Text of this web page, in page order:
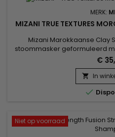
MERK:
MIZANI TRUE TEXTURES
Mizani Marokkaanse Clay
stoommasker geformuleerd
om zijn vele voordelen,
haar.&nbsp; Verrijkt met
tegen roos, zuivert de
je ware textuur.&nbsp; Na
€
 In

Niet op voorraad